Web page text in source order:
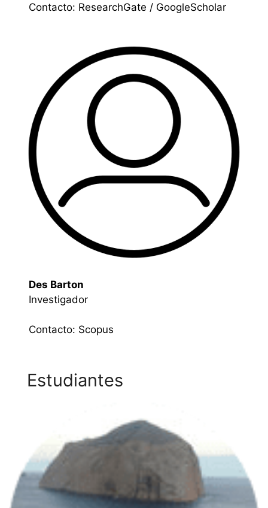
Contacto: ResearchGate / GoogleScholar
Des Barton
Investigador
Contacto: Scopus
Estudiantes